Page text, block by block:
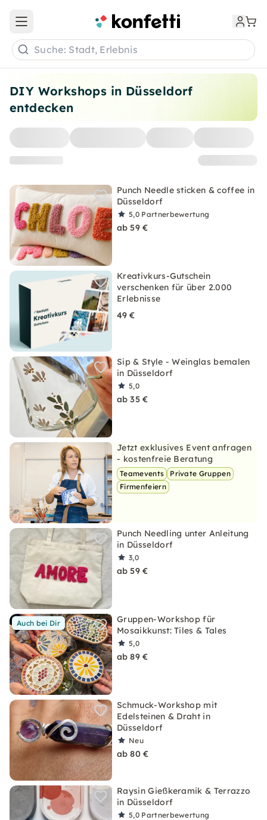
DIY Workshops in Düsseldorf
entdecken
Punch Needle sticken & coffee in
Düsseldorf
5,0 Partnerbewertung
ab 59 €
Kreativkurs-Gutschein
verschenken für über 2.000
Erlebnisse
49 €
Sip & Style - Weinglas bemalen
in Düsseldorf
5,0
ab 35 €
Jetzt exklusives Event anfragen
- kostenfreie Beratung
Teamevents
Private Gruppen
Firmenfeiern
Punch Needling unter Anleitung
in Düsseldorf
3,0
ab 59 €
Auch bei Dir
Gruppen-Workshop für
Mosaikkunst: Tiles & Tales
5,0
ab 89 €
Schmuck-Workshop mit
Edelsteinen & Draht in
Düsseldorf
Neu
ab 80 €
Raysin Gießkeramik & Terrazzo
in Düsseldorf
5,0 Partnerbewertung
Open main menu
Suche: Stadt, Erlebnis